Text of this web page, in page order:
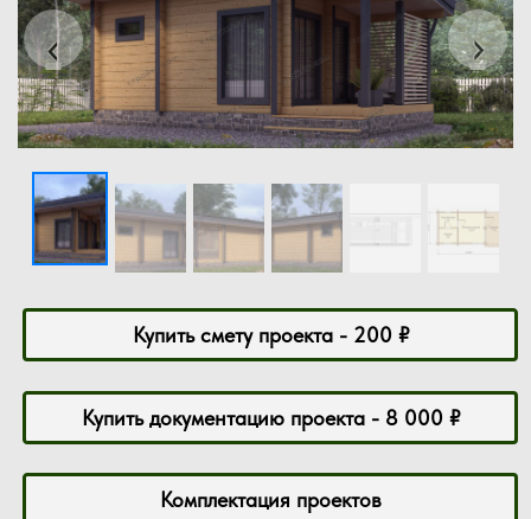
‹Previous ›Next
Купить смету проекта - 200 ₽
Купить документацию проекта - 8 000 ₽
Комплектация проектов